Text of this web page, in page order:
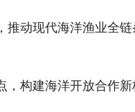
动现代海洋渔业全
构建海洋开放合作新